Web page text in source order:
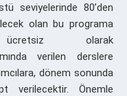
seviyelerinde 80’den
olan bu programa
olarak
verilen derslere
dönem sonunda
verilecektir. Önemle